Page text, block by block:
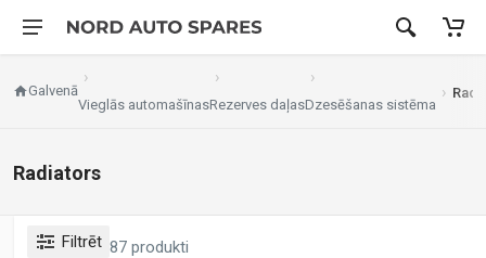
Galvenā
Vieglās automašīnasRezerves daļasDzesēšanas sistēma
Radiators
Filtrēt 87 produkti